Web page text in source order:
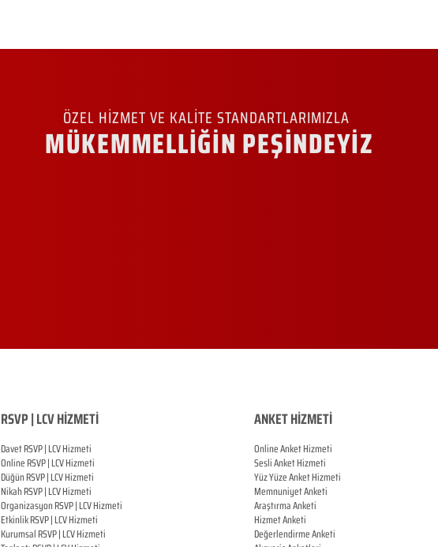
ÖZEL HİZMET VE KALİTE STANDARTLARIMIZLA
MÜKEMMELLİĞİN PEŞİNDEYİZ
RSVP | LCV HİZMETİ
Davet RSVP | LCV Hizmeti
OnlineRSVP |LCV Hizmeti
DüğünRSVP |LCV Hizmeti
NikahRSVP |LCV Hizmeti
OrganizasyonRSVP |LCV Hizmeti
EtkinlikRSVP |LCV Hizmeti
KurumsalRSVP |LCV Hizmeti
ANKET HİZMETİ
Online Anket Hizmeti
Sesli Anket Hizmeti
Yüz Yüze Anket Hizmeti
Memnuniyet Anketi
Araştırma Anketi
Hizmet Anketi
Değerlendirme Anketi